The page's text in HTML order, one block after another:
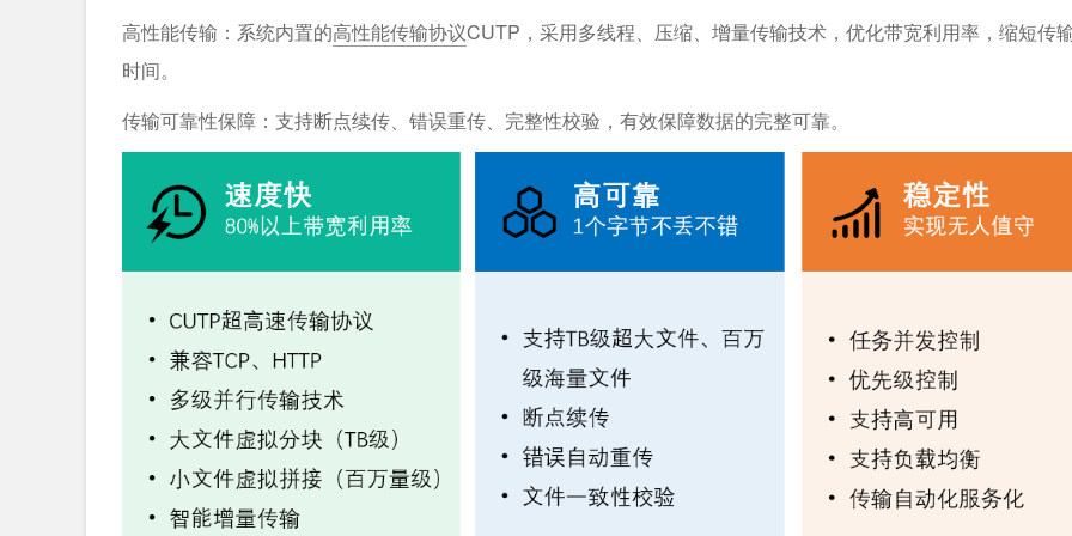
高性能传输：系统内置的高性能传输协议CUTP，采用多线程、压缩、增量传输技术，优化带宽利用率，缩短传
时间。
传输可靠性保障：支持断点续传、错误重传、完整性校验，有效保障数据的完整可靠。